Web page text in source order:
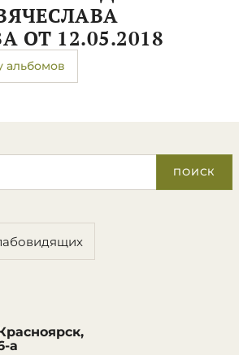
ОТ 12.05.2018
альбомов
ПОИСК
а